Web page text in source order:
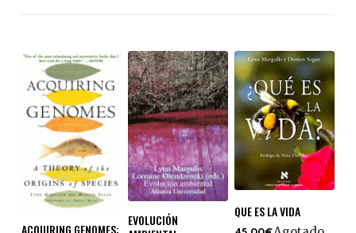
EVOLUCIÓN
QUE ES LA VIDA